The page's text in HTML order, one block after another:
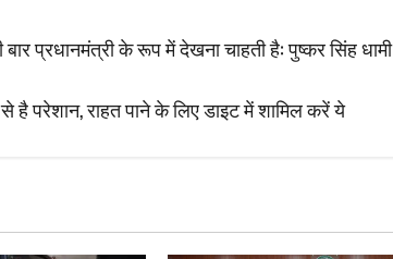
बार प्रधानमंत्री के रूप में देखना चाहती है: पुष्कर सिंह धामी
है परेशान, राहत पाने के लिए डाइट में शामिल करें ये